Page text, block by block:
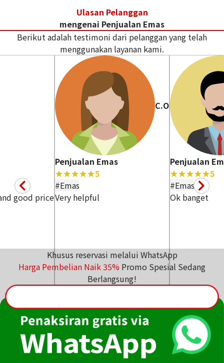
Pembelian Kalung Emas
koin emas / koin perak
Pembelian safir
Pembelian Tiffany
Pembelian Harry Winston
Pembelian Boucheron
Pembelian Chaumet
Ulasan Pelanggan
mengenai Penjualan Emas
Berikut adalah testimoni dari pelanggan yang telah
menggunakan layanan kami.
good price
C.O
Penjualan Emas
★★★★★5
#Emas
Very helpful
Penjualan
★★★★★5
#Emas
Ok banget
Ulasan di atas adalah ulasan Google asli yang diberikan
oleh pelanggan
yang telah menggunakan layanan kami di berbagai cabang
Khusus reservasi melalui WhatsApp
Harga Pembelian Naik35% Promo Spesial Sedang
Berlangsung!